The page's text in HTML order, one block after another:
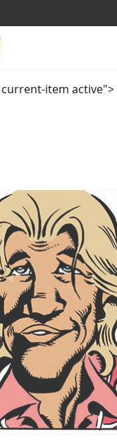
current-item active">